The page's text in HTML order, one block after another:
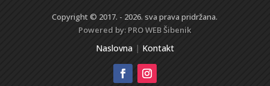
Copyright © 2017. - 2026. sva prava pridržana.
Powered by: PRO WEBŠibenik
Naslovna| Kontakt